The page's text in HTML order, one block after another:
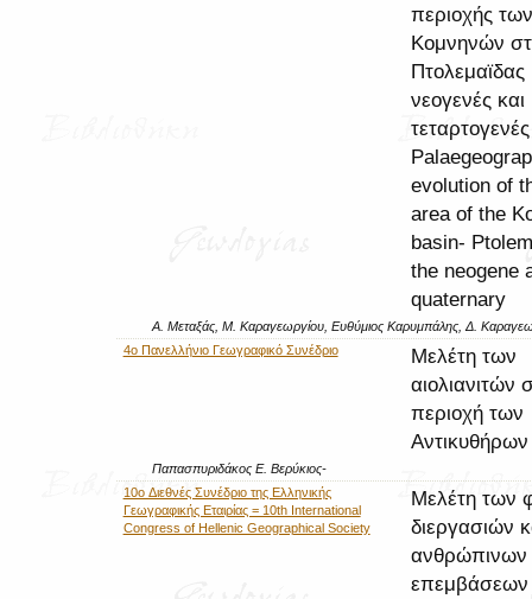
περιοχής των
Κομνηνών
Πτολεμαϊδας
νεογενές και
evolution of
area of the
basin-
the neogene
quaternary
Α. Μεταξάς, Μ. Καραγεωργίου, Ευθύμιος Καρυμπάλης, Δ.
4ο Πανελλήνιο Γεωγραφικό Συνέδριο
Μελέτη των
αιολιανιτών
περιοχή των
Αντικυθήρων
Παπασπυριδάκος Ε. Βερύκιος-
10o Διεθνές Συνέδριο της Ελληνικής
Γεωγραφικής Εταιρίας = 10th International
Congress of Hellenic Geographical Society
Μελέτη των
διεργασιών
ανθρώπινων